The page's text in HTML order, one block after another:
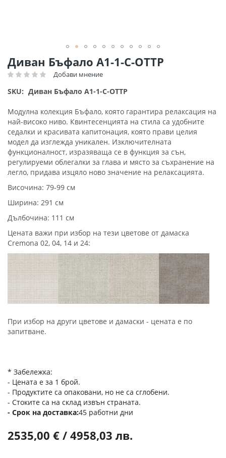
Диван Бъфало А1-1-С-ОТТР
Рейтинг: Добави мнение
SKU Диван Бъфало А1-1-С-ОТТР
Модулна колекция Бъфало, която гарантира релаксация на
най-високо ниво. Квинтесенцията на стила са удобните
седалки и красивата капитонация, която прави целия
модел да изглежда уникален. Изключителната
функционалност, изразяваща се в функция за сън,
регулируеми облегалки за глава и място за съхранение на
легло, придава изцяло ново значение на релаксацията.
Височина: 79-99 см
Ширина: 291 см
Дълбочина: 111 см
Цената важи при избор на тези цветове от дамаска
Cremona 02, 04, 14 и 24:
При избор на други цветове и дамаски - цената е по
запитване.
* Забележка:
- Цената е за 1 брой.
- Продуктите са опаковани, но не са сглобени.
- Стоките са на склад извън страната.
Срок на доставка 45 работни дни
2535,00 € / 4958,03 лв.
Преминете
към
началото
на
галерия
със
снимки